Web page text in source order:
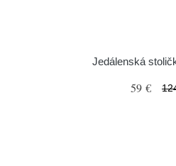
Jedálenská
59 €